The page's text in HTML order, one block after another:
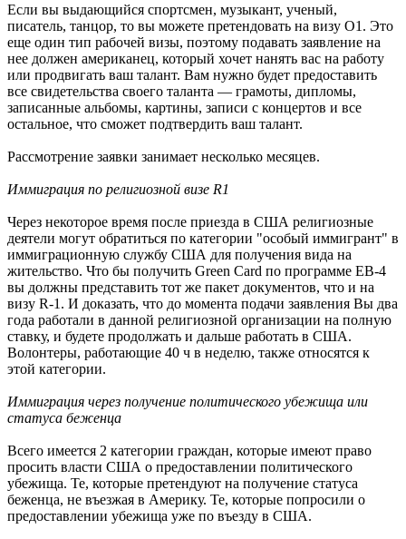
Если вы выдающийся спортсмен, музыкант, ученый,
писатель, танцор, то вы можете претендовать на визу О1. Это
еще один тип рабочей визы, поэтому подавать заявление на
нее должен американец, который хочет нанять вас на работу
или продвигать ваш талант. Вам нужно будет предоставить
все свидетельства своего таланта — грамоты, дипломы,
записанные альбомы, картины, записи с концертов и все
остальное, что сможет подтвердить ваш талант.
Рассмотрение заявки занимает несколько месяцев.
Иммиграция по религиозной визе R1
Через некоторое время после приезда в США религиозные
деятели могут обратиться по категории "особый иммигрант" в
иммиграционную службу США для получения вида на
жительство. Что бы получить Green Card по программе EB-4
вы должны представить тот же пакет документов, что и на
визу R-1. И доказать, что до момента подачи заявления Вы два
года работали в данной религиозной организации на полную
ставку, и будете продолжать и дальше работать в США.
Волонтеры, работающие 40 ч в неделю, также относятся к
этой категории.
Иммиграция через получение политического убежища или
статуса беженца
Всего имеется 2 категории граждан, которые имеют право
просить власти США о предоставлении политического
убежища. Те, которые претендуют на получение статуса
беженца, не въезжая в Америку. Те, которые попросили о
предоставлении убежища уже по въезду в США.